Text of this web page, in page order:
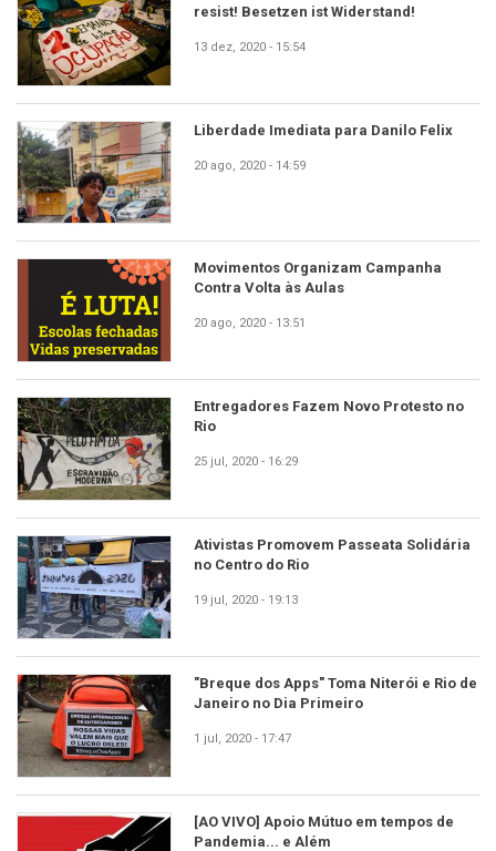
resist! Besetzen ist Widerstand!
13 dez, 2020 - 15:54
Liberdade Imediata para Danilo Felix
20 ago, 2020 - 14:59
Movimentos Organizam Campanha
Contra Volta às Aulas
20 ago, 2020 - 13:51
Entregadores Fazem Novo Protesto no
Rio
25 jul, 2020 - 16:29
Ativistas Promovem Passeata Solidária
no Centro do Rio
19 jul, 2020 - 19:13
"Breque dos Apps" Toma Niterói e Rio de
Janeiro no Dia Primeiro
1 jul, 2020 - 17:47
[AO VIVO] Apoio Mútuo em tempos de
Pandemia... e Além